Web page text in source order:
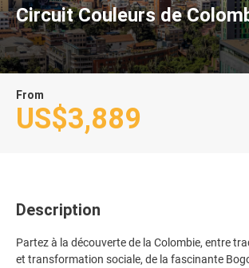
Circuit Couleurs de
From
US$3,889
Description
Partez à la découverte de la Colombie, entre
et transformation sociale, de la fascinante